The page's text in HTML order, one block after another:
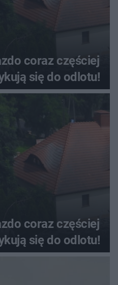
coraz częściej
się do odlotu!
coraz częściej
się do odlotu!